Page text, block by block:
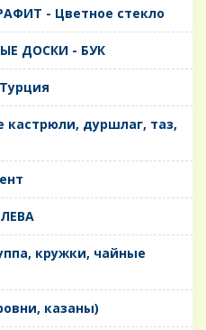
- Цветное стекло
ДОСКИ - БУК
дуршлаг, таз,
кружки, чайные
казаны)